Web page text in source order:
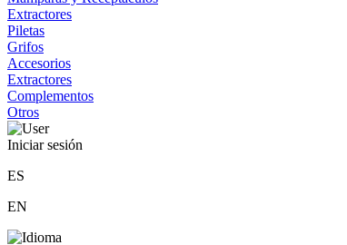
Extractores
Piletas
Grifos
Accesorios
Extractores
Complementos
Otros
Iniciar sesión
ES
EN